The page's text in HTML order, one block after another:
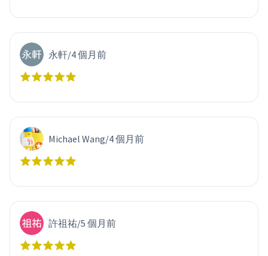
永軒/4 個月前
Michael Wang/4 個月前
許祖祐/5 個月前